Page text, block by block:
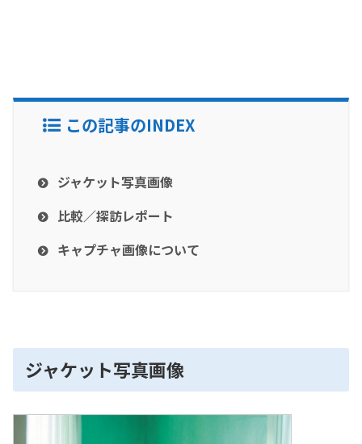
この記事のINDEX
ジャケット写真画像
比較／探訪レポート
キャプチャ画像について
ジャケット写真画像